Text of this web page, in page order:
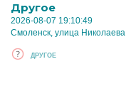
Другое
2026-08-07 19:10:49
Смоленск, улица Николаева
ДРУГОЕ